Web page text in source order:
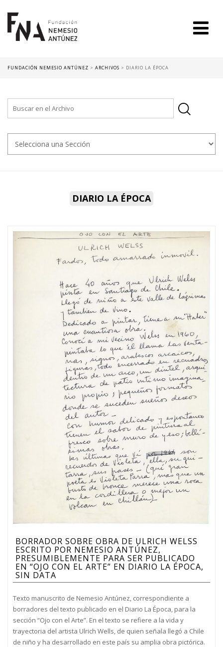
FUNDACIÓN NEMESIO ANTÚNEZ > ARCHIVOS > DIARIO LA ÉPOCA
DIARIO LA ÉPOCA
BORRADOR SOBRE OBRA DE ULRICH WELSS
ESCRITO POR NEMESIO ANTÚNEZ,
PRESUMIBLEMENTE PARA SER PUBLICADO
EN “OJO CON EL ARTE” EN DIARIO LA ÉPOCA,
SIN DATA
Texto manuscrito de Nemesio Antúnez, correspondiente a
borradores del texto publicado en el Diario La Época, para la
sección “Ojo con el Arte”. En el texto se refiere a la vida y
trayectoria del artista Ulrich Wells, de quien señala llegó a Chile
de niño y ha desarrollado en este país su amplia obra pictórica.